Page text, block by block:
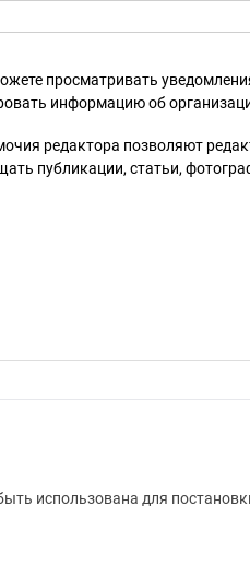
просматривать
информацию об
редактора позволяют
публикации, статьи,
использована для